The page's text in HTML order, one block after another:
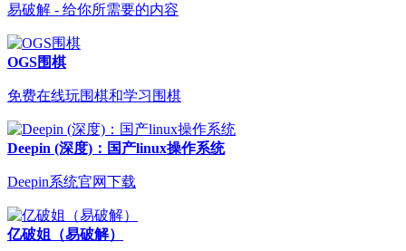
易破解 - 给你所需要的内容
OGS围棋
免费在线玩围棋和学习围棋
Deepin (深度)：国产linux操作系统
Deepin系统官网下载
亿破姐（易破解）